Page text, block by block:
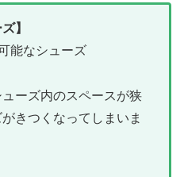
】
能なシューズ
ーズ内のスペースが狭
きつくなってしまいま